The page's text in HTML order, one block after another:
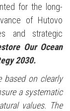
for the long-
of Hutovo
and strategic
Our Ocean
2030.
based on clearly
a systematic
values. The